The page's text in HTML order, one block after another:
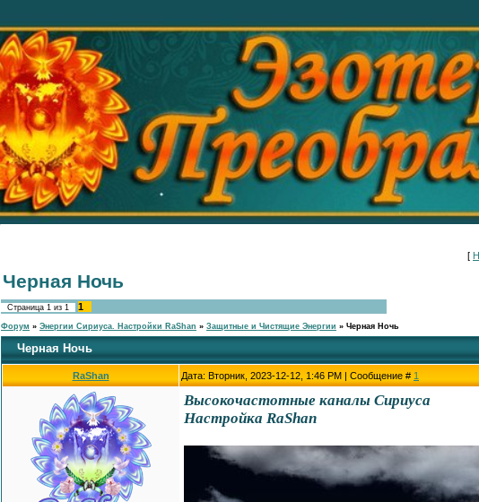
[
Черная Ночь
Страница 1 из 1 1
Форум » Энергии Сириуса. Настройки RaShan » Защитные и Чистящие Энергии » Черная Ночь
Черная Ночь
RaShan Дата: Вторник, 2023-12-12, 1:46 PM | Сообщение # 1
Высокочастотные каналы Сириуса
Настройка RaShan